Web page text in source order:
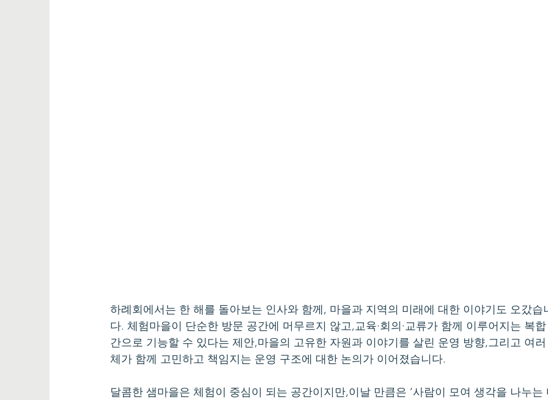
하례회에서는 한 해를 돌아보는 인사와 함께, 마을과 지역의 미래에 대한 이야기도 오갔습
다. 체험마을이 단순한 방문 공간에 머무르지 않고,교육·회의·교류가 함께 이루어지는 복
간으로 기능할 수 있다는 제안,마을의 고유한 자원과 이야기를 살린 운영 방향,그리고 여
체가 함께 고민하고 책임지는 운영 구조에 대한 논의가 이어졌습니다.
달콤한 샘마을은 체험이 중심이 되는 공간이지만,이날 만큼은 ‘사람이 모여 생각을 나누는